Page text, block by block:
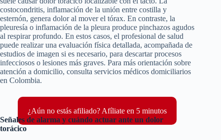
costocondritis, inflamación de la unión entre costilla y
esternón, genera dolor al mover el tórax. En contraste, la
pleuresía o inflamación de la pleura produce pinchazos agudos
al respirar profundo. En estos casos, el profesional de salud
puede realizar una evaluación física detallada, acompañada de
estudios de imagen si es necesario, para descartar procesos
infecciosos o lesiones más graves. Para más orientación sobre
atención a domicilio, consulta servicios médicos domiciliarios
en Colombia.
¿Aún no estás afiliado? Afíliate en 5 minutos
Señales de alarma y cuándo actuar ante un dolor
torácico